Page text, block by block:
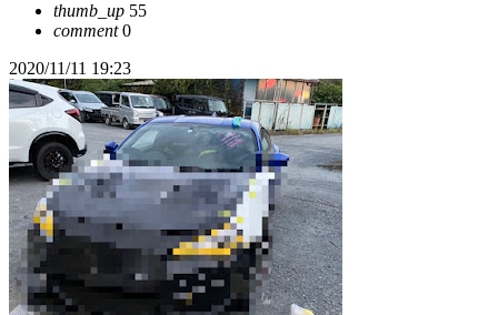
thumb_up 55
comment0
2020/11/11 19:23